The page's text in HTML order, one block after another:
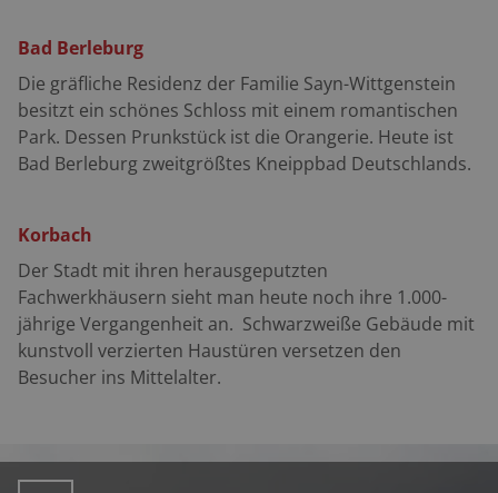
verschiedene Gastronomie. Möhnesee/Delecke: Café
Geronimo, amerikanisch angehauchtes Restaurant mit
Bar. Hennetalsperre: Bekannter Treff an der
Staumauer, mit Gasthof. Winterberg: Bikers Herrloh,
zünftige Hütte mit Terrasse.
Bad Berleburg
Die gräfliche Residenz der Familie Sayn-Wittgenstein
besitzt ein schönes Schloss mit einem romantischen
Park. Dessen Prunkstück ist die Orangerie. Heute ist
Bad Berleburg zweitgrößtes Kneippbad Deutschlands.
Korbach
Der Stadt mit ihren herausgeputzten
Fachwerkhäusern sieht man heute noch ihre 1.000-
jährige Vergangenheit an. Schwarzweiße Gebäude mit
kunstvoll verzierten Haustüren versetzen den
Besucher ins Mittelalter.